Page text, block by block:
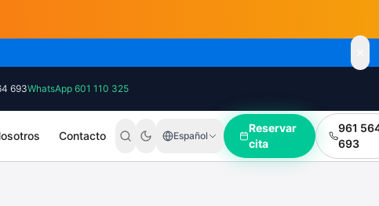
693WhatsApp 601 110 325
Contacto Español
Reservar
cita
961
693